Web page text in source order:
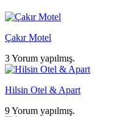
Çakır Motel
3 Yorum yapılmış.
Hilsin Otel & Apart
9 Yorum yapılmış.